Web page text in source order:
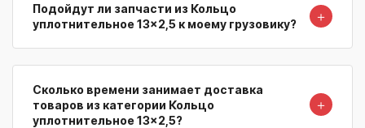
Подойдут ли запчасти из Кольцо
уплотнительное 13x2,5 к моему грузовику?
＋
Сколько времени занимает доставка
товаров из категории Кольцо
уплотнительное 13x2,5?
＋